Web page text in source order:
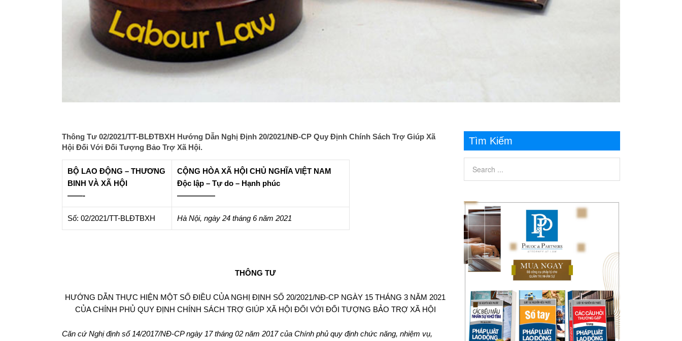
Thông Tư 02/2021/TT-BLĐTBXH Hướng Dẫn Nghị Định 20/2021/NĐ-CP Quy Định Chính Sách Trợ Giúp Xã
Hội Đối Với Đối Tượng Bảo Trợ Xã Hội.
BỘ LAO ĐỘNG – THƯƠNG
BINH VÀ XÃ HỘI
——-
CỘNG HÒA XÃ HỘI CHỦ NGHĨA VIỆT NAM
Độc lập – Tự do – Hạnh phúc
—————
Số: 02/2021/TT-BLĐTBXH Hà Nội, ngày 24 tháng 6 năm 2021
THÔNG TƯ
HƯỚNG DẪN THỰC HIỆN MỘT SỐ ĐIỀU CỦA NGHỊ ĐỊNH SỐ 20/2021/NĐ-CP NGÀY 15 THÁNG 3 NĂM 2021
CỦA CHÍNH PHỦ QUY ĐỊNH CHÍNH SÁCH TRỢ GIÚP XÃ HỘI ĐỐI VỚI ĐỐI TƯỢNG BẢO TRỢ XÃ HỘI
Căn cứ Nghị định số 14/2017/NĐ-CP ngày 17 tháng 02 năm 2017 của Chính phủ quy định chức năng, nhiệm vụ,
Tìm Kiếm